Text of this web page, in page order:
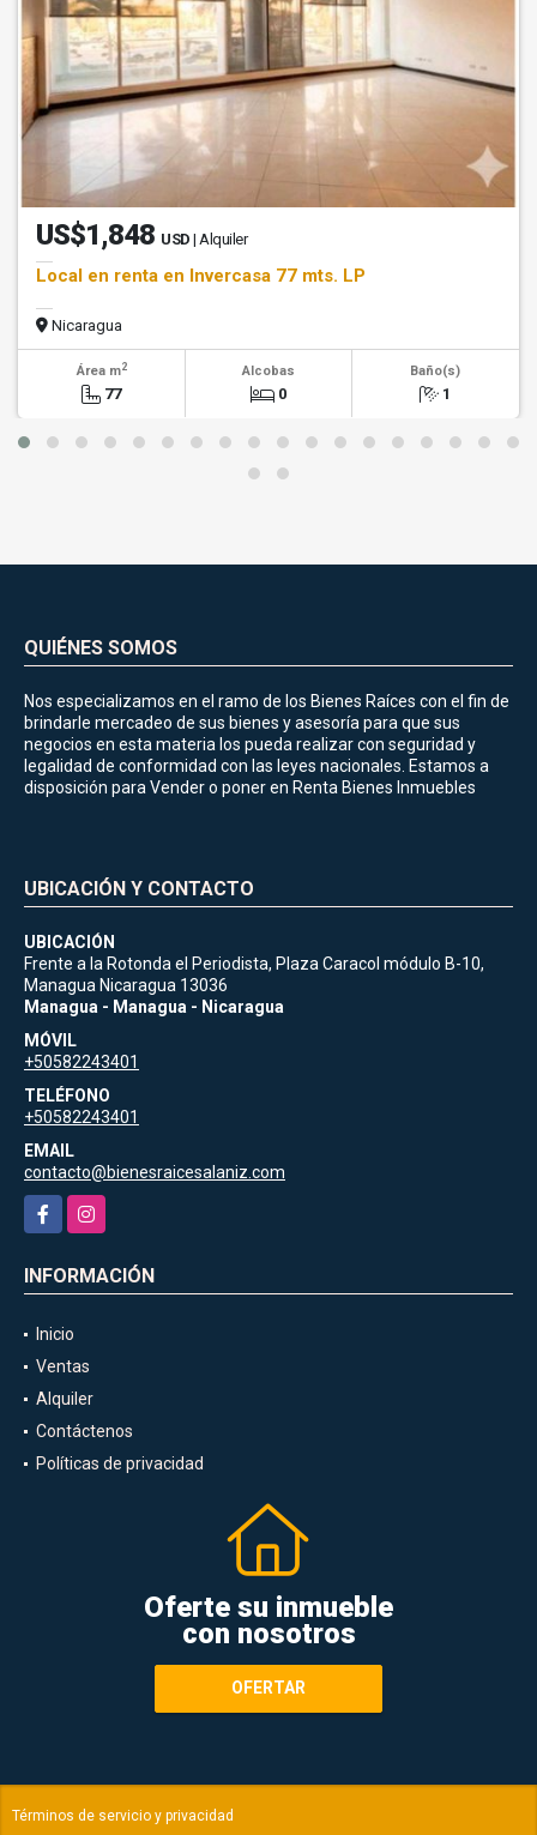
US$1,848 USD | Alquiler
Local en renta en Invercasa 77 mts. LP
Nicaragua
Área m2
77
Alcobas
0
Baño(s)
1
QUIÉNES SOMOS
Nos especializamos en el ramo de los Bienes Raíces con el fin de
brindarle mercadeo de sus bienes y asesoría para que sus
negocios en esta materia los pueda realizar con seguridad y
legalidad de conformidad con las leyes nacionales. Estamos a
disposición para Vender o poner en Renta Bienes Inmuebles
UBICACIÓN Y CONTACTO
UBICACIÓN
Frente a la Rotonda el Periodista, Plaza Caracol módulo B-10,
Managua Nicaragua 13036
Managua - Managua - Nicaragua
MÓVIL
+50582243401
TELÉFONO
+50582243401
EMAIL
contacto@bienesraicesalaniz.com
FacebookInstagram
INFORMACIÓN
Inicio
Ventas
Alquiler
Contáctenos
Políticas de privacidad
Oferte su inmueble
con nosotros
OFERTAR
Términos de servicio y privacidad